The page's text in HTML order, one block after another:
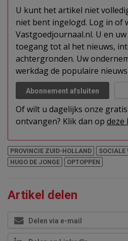
U kunt het artikel niet
niet bent ingelogd. Log in of
Vastgoedjournaal.nl. U en
toegang tot al het nieuws,
achtergronden. Uw
werkdag de populaire
Abonnement afsluiten
Of wilt u dagelijks onze
ontvangen? Klik dan op deze
PROVINCIE ZUID-HOLLAND
SOCIALE
HUGO DE JONGE
OPTOPPEN
Artikel delen
Delen via e-mail